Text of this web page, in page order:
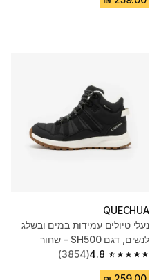
QUECHUA
נעלי טיולים עמידות במים ובשלג
לנשים, דגם SH500 - שחור
4.8
4.8 out of 5 stars from 3854 reviews
(3854)